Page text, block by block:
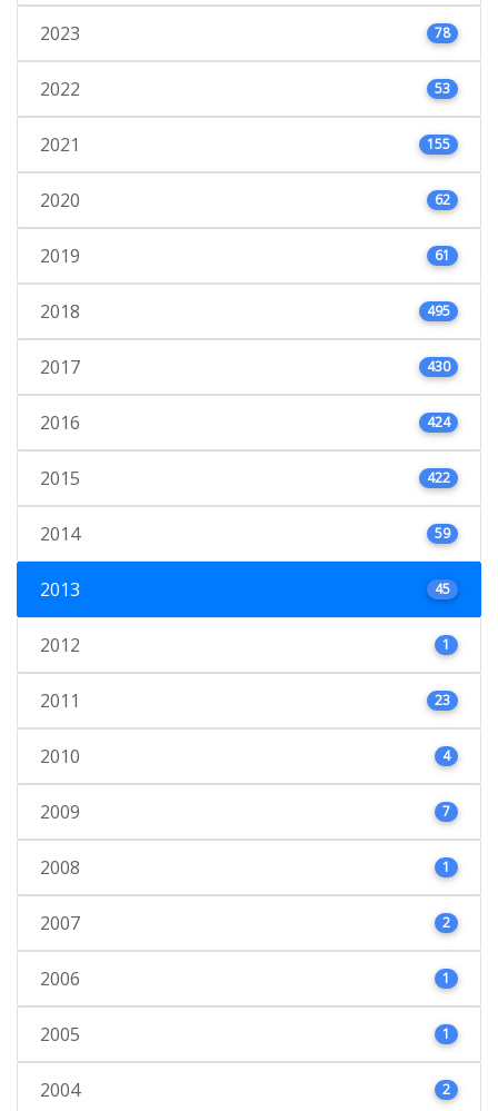
2023 78
2022 53
2021 155
2020 62
2019 61
2018 495
2017 430
2016 424
2015 422
2014 59
2013 45
2012 1
2011 23
2010 4
2009 7
2008 1
2007 2
2006 1
2005 1
2004 2